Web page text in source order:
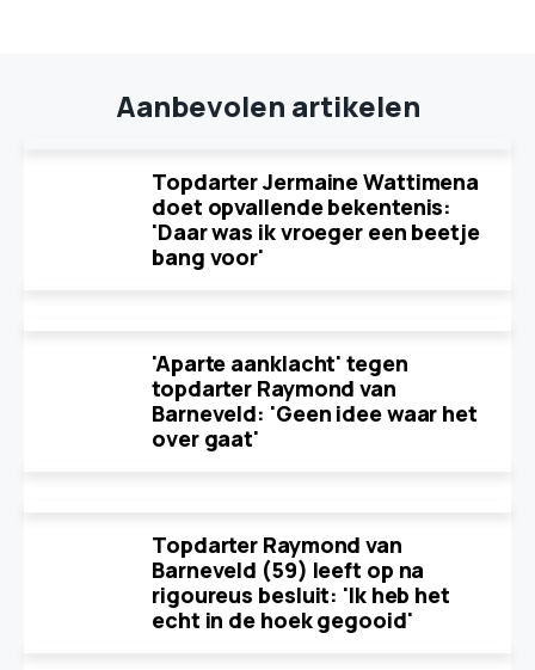
Aanbevolen artikelen
Topdarter Jermaine Wattimena
doet opvallende bekentenis:
'Daar was ik vroeger een beetje
bang voor'
'Aparte aanklacht' tegen
topdarter Raymond van
Barneveld: 'Geen idee waar het
over gaat'
Topdarter Raymond van
Barneveld (59) leeft op na
rigoureus besluit: 'Ik heb het
echt in de hoek gegooid'